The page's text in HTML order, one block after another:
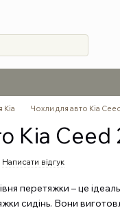
Kia Чохли для авто Kia
Kia Ceed
Написати відгук
перетяжки – це
сидінь. Вони